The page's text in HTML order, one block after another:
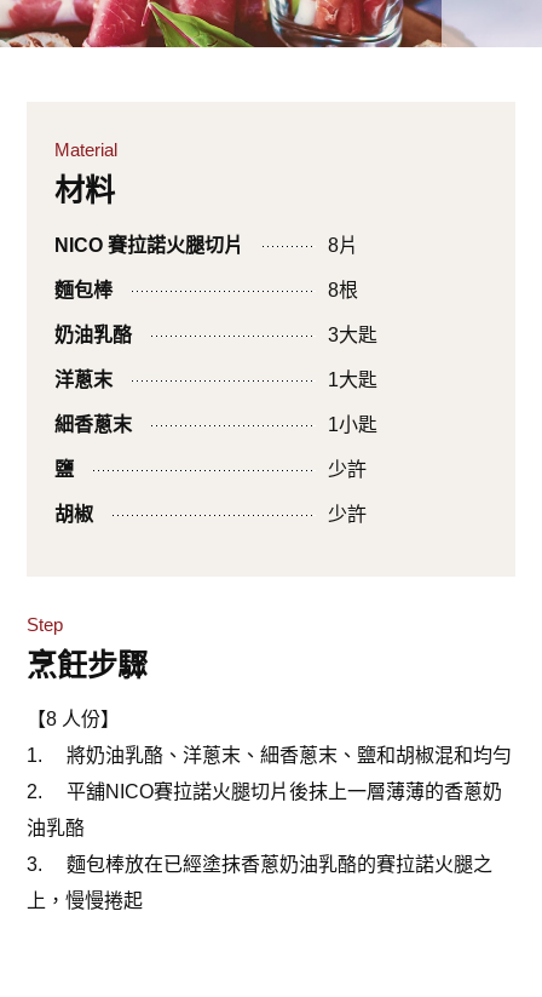
Material
材料
NICO 賽拉諾火腿切片 8片
麵包棒 8根
奶油乳酪 3大匙
洋蔥末 1大匙
細香蔥末 1小匙
鹽 少許
胡椒 少許
Step
烹飪步驟
【8 人份】
1. 將奶油乳酪、洋蔥末、細香蔥末、鹽和胡椒混和均勻
2. 平舖NICO賽拉諾火腿切片後抹上一層薄薄的香蔥奶
油乳酪
3. 麵包棒放在已經塗抹香蔥奶油乳酪的賽拉諾火腿之
上，慢慢捲起